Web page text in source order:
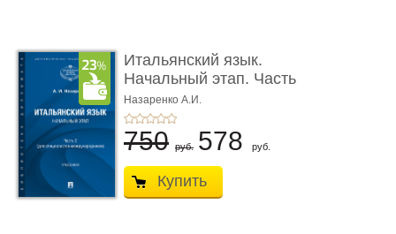
Итальянский язык.
Начальный этап. Часть
2. Учеб� ...
Назаренко А.И.
750 руб. 578 руб.
Купить